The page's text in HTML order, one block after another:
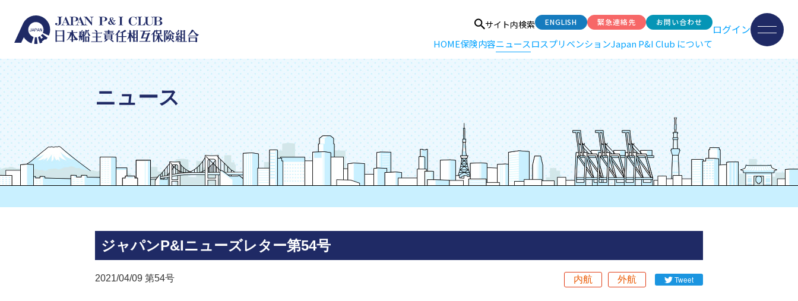
サイト内検索 ENGLISH 緊急連絡先 お問い合わせ
HOME保険内容ニュースロスプリベンションJapan P&I Club について
ログイン
ニュース
ジャパンP&Iニューズレター第54号
2021/04/09 第54号 内航 外航 Tweet